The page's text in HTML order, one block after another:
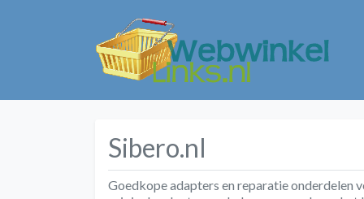
Sibero.nl
Goedkope adapters en reparatie onderdelen